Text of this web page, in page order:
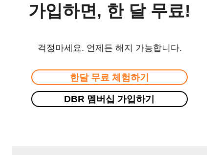
가입하면, 한 달 무료!
걱정마세요. 언제든 해지 가능합니다.
한달 무료 체험하기
DBR 멤버십 가입하기